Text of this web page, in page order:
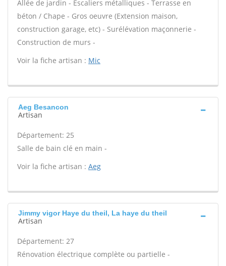
Allée de jardin - Escaliers métalliques - Terrasse en
béton / Chape - Gros oeuvre (Extension maison,
construction garage, etc) - Surélévation maçonnerie -
Construction de murs -
Voir la fiche artisan : Mic
Aeg Besancon
Artisan
Département: 25
Salle de bain clé en main -
Voir la fiche artisan : Aeg
Jimmy vigor Haye du theil, La haye du theil
Artisan
Département: 27
Rénovation électrique complète ou partielle -